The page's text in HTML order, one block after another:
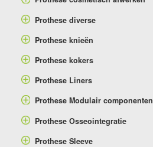
Prothese diverse
Prothese knieën
Prothese kokers
Prothese Liners
Prothese Modulair componenten
Prothese Osseointegratie
Prothese Sleeve